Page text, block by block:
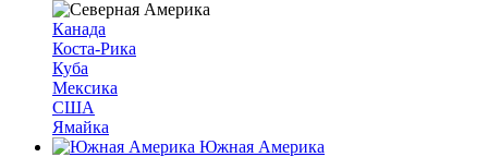
Канада
Коста-Рика
Куба
Мексика
США
Ямайка
Южная Америка